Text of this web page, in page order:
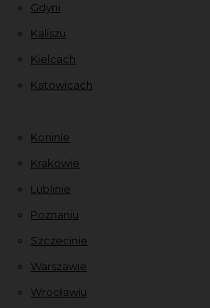
Gdyni
Kaliszu
Kielcach
Katowicach
Koninie
Krakowie
Lublinie
Poznaniu
Szczecinie
Warszawie
Wrocławiu